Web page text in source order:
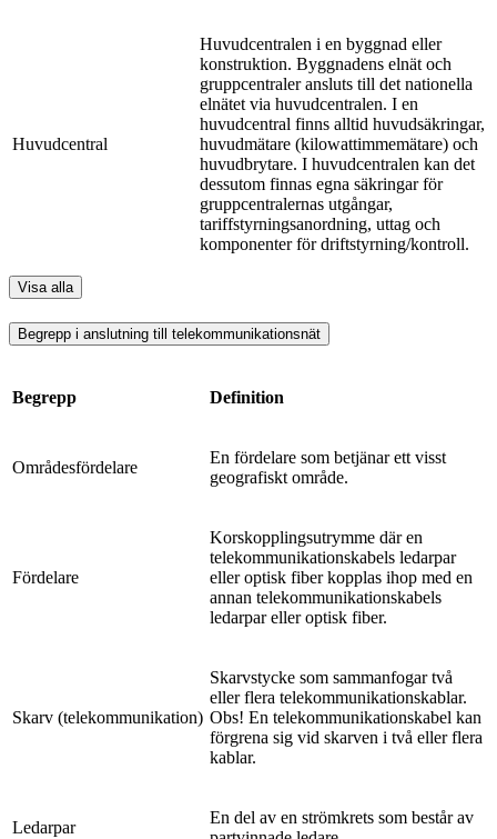
Huvudcentral
Huvudcentralen i en byggnad eller
konstruktion. Byggnadens elnät och
gruppcentraler ansluts till det nationella
elnätet via huvudcentralen. I en
huvudcentral finns alltid huvudsäkringar,
huvudmätare (kilowattimmemätare) och
huvudbrytare. I huvudcentralen kan det
dessutom finnas egna säkringar för
gruppcentralernas utgångar,
tariffstyrningsanordning, uttag och
komponenter för driftstyrning/kontroll.
Visa alla
Begrepp i anslutning till telekommunikationsnät
Begrepp Definition
Områdesfördelare
En fördelare som betjänar ett visst
geografiskt område.
Fördelare
Korskopplingsutrymme där en
telekommunikationskabels ledarpar
eller optisk fiber kopplas ihop med en
annan telekommunikationskabels
ledarpar eller optisk fiber.
Skarv (telekommunikation)
Skarvstycke som sammanfogar två
eller flera telekommunikationskablar.
Obs! En telekommunikationskabel kan
förgrena sig vid skarven i två eller flera
kablar.
Ledarpar
En del av en strömkrets som består av